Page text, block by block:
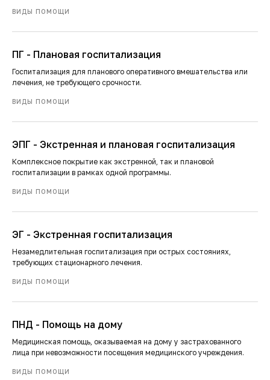
ВИДЫ ПОМОЩИ
ПГ - Плановая госпитализация
Госпитализация для планового оперативного вмешательства или
лечения, не требующего срочности.
ВИДЫ ПОМОЩИ
ЭПГ - Экстренная и плановая госпитализация
Комплексное покрытие как экстренной, так и плановой
госпитализации в рамках одной программы.
ВИДЫ ПОМОЩИ
ЭГ - Экстренная госпитализация
Незамедлительная госпитализация при острых состояниях,
требующих стационарного лечения.
ВИДЫ ПОМОЩИ
ПНД - Помощь на дому
Медицинская помощь, оказываемая на дому у застрахованного
лица при невозможности посещения медицинского учреждения.
ВИДЫ ПОМОЩИ